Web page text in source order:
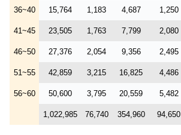
36~40 15,764 1,183 4,687 1,250
41~45 23,505 1,763 7,799 2,080
46~50 27,376 2,054 9,356 2,495
51~55 42,859 3,215 16,825 4,486
56~60 50,600 3,795 20,559 5,482
1,022,985 76,740 354,960 94,650